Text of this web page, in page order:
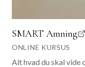
SMART Amning
ONLINE KURSUS
Alt hvad du skal vide